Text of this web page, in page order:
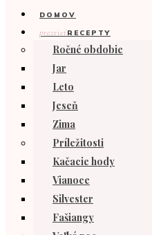
DOMOV
prezrieťRECEPTY
Ročné obdobie
Jar
Leto
Jeseň
Zima
Príležitosti
Kačacie hody
Vianoce
Silvester
Fašiangy